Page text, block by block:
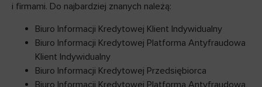
i firmami. Do najbardziej znanych należą:
Biuro Informacji Kredytowej Klient Indywidualny
Biuro Informacji Kredytowej Platforma Antyfraudowa
Klient Indywidualny
Biuro Informacji Kredytowej Przedsiębiorca
Biuro Informacji Kredytowej Platforma Antyfraudowa